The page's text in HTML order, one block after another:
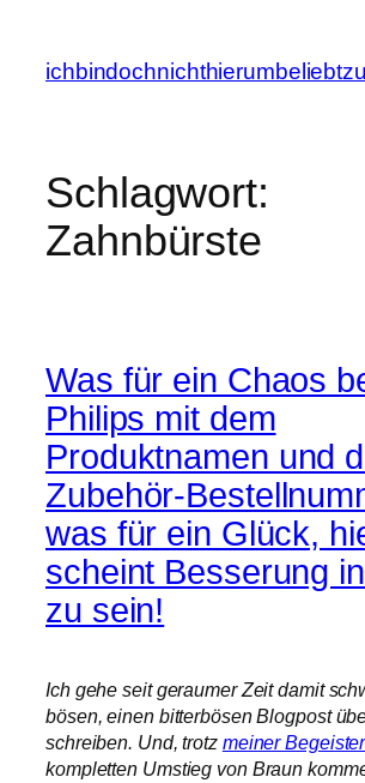
springen
Schlagwort:
Zahnbürste
Was für ein Chaos
Philips mit dem
Produktnamen und
Zubehör-
was für ein Glück,
scheint Besserung
zu sein!
Ich gehe seit geraumer Zeit damit
bösen, einen bitterbösen Blogpost
schreiben. Und, trotz meiner
kompletten Umstieg von Braun